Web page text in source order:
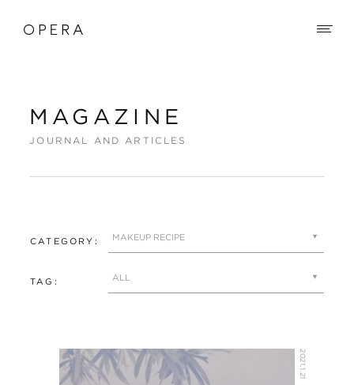
MAGAZINE
JOURNAL AND ARTICLES
CATEGORY:
TAG:
2021.1.21